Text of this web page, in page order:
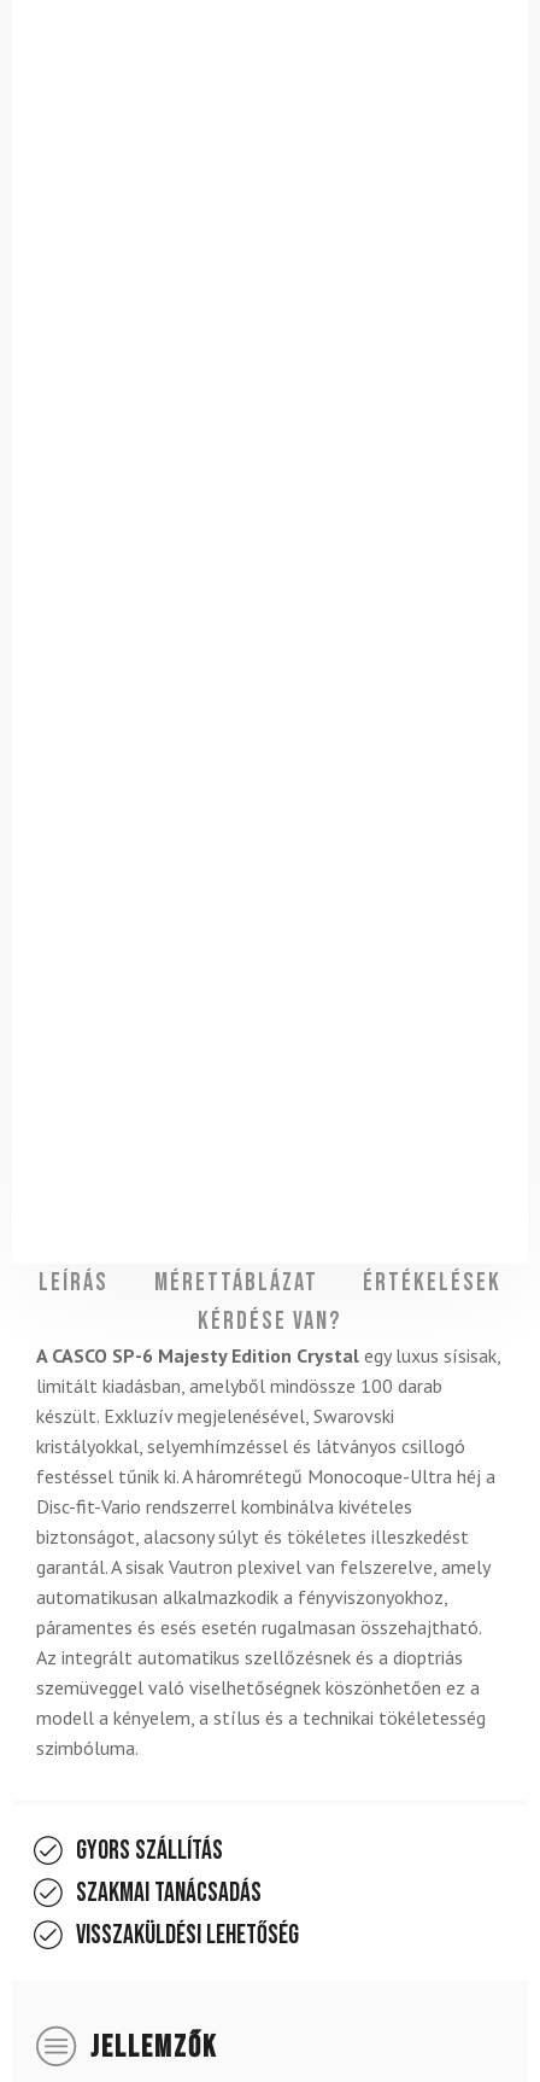
Leírás Mérettáblázat
Értékelések
Kérdése van?
A CASCO SP-6 Majesty Edition Crystal egy luxus sísisak,
limitált kiadásban, amelyből mindössze 100 darab
készült. Exkluzív megjelenésével, Swarovski
kristályokkal, selyemhímzéssel és látványos csillogó
festéssel tűnik ki. A háromrétegű Monocoque-Ultra héj a
Disc-fit-Vario rendszerrel kombinálva kivételes
biztonságot, alacsony súlyt és tökéletes illeszkedést
garantál. A sisak Vautron plexivel van felszerelve, amely
automatikusan alkalmazkodik a fényviszonyokhoz,
páramentes és esés esetén rugalmasan összehajtható.
Az integrált automatikus szellőzésnek és a dioptriás
szemüveggel való viselhetőségnek köszönhetően ez a
modell a kényelem, a stílus és a technikai tökéletesség
szimbóluma.
Gyors szállítás
Szakmai tanácsadás
Visszaküldési lehetőség
JELLEMZŐK